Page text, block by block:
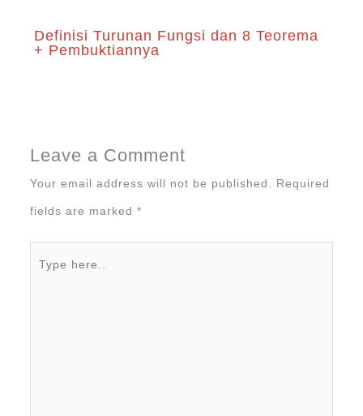
Definisi Turunan Fungsi dan 8 Teorema
+ Pembuktiannya
Leave a Comment
Your email address will not be published. Required
fields are marked *